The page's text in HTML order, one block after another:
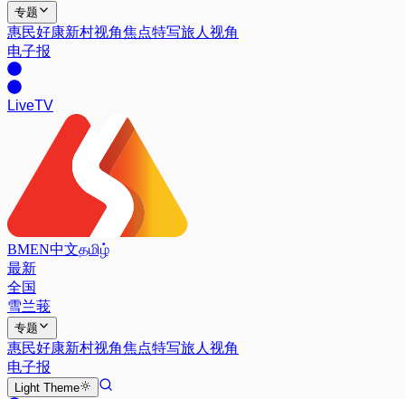
专题
惠民好康新村视角焦点特写旅人视角
电子报
LiveTV
BMEN中文தமிழ்
最新
全国
雪兰莪
专题
惠民好康新村视角焦点特写旅人视角
电子报
Light Theme